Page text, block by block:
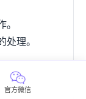
理。
官方微信